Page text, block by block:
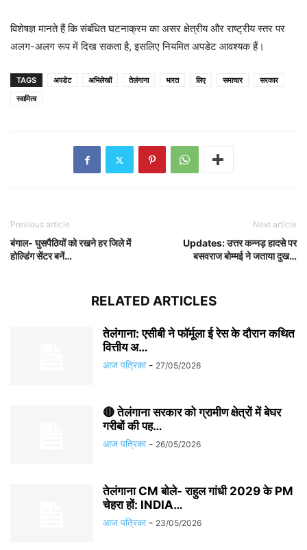
विशेषज्ञ मानते हैं कि संबंधित घटनाक्रम का असर क्षेत्रीय और राष्ट्रीय स्तर पर
अलग-अलग रूप में दिख सकता है, इसलिए नियमित अपडेट आवश्यक हैं।
TAGS अपडेट अभिलेखों तेलंगाना भारत लिए समाचार
सरकार
स्वामित्व
Previous article
बंगाल- घुसपैठियों को रखने हर जिले में
होल्डिंग सेंटर बनें…
Next article
Updates: उत्तर कन्नड़ हादसे पर
बसवराज बोम्मई ने जताया दुख…
RELATED ARTICLES
तेलंगाना: एसीबी ने फॉर्मूला ई रेस के दौरान कथित
वित्तीय अ…
आज पत्रिका - 27/05/2026
🔴 तेलंगाना सरकार को ग्रामीण क्षेत्रों में बेघर
गरीबों की पह…
आज पत्रिका - 26/05/2026
तेलंगाना CM बोले- राहुल गांधी 2029 के PM
चेहरा हों: INDIA…
आज पत्रिका - 23/05/2026